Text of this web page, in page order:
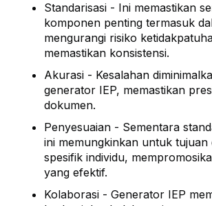
Standarisasi - Ini memastikan
komponen penting termasuk
mengurangi risiko
memastikan konsistensi.
Akurasi - Kesalahan
generator IEP, memastikan
dokumen.
Penyesuaian - Sementara
ini memungkinkan untuk tujuan
spesifik individu,
yang efektif.
Kolaborasi - Generator IEP